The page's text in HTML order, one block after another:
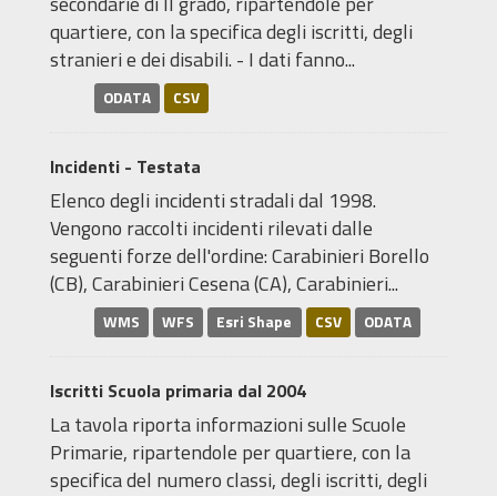
quartiere, con la specifica degli iscritti, degli
stranieri e dei disabili. - I dati fanno...
ODATA CSV
Incidenti - Testata
Elenco degli incidenti stradali dal 1998.
Vengono raccolti incidenti rilevati dalle
seguenti forze dell'ordine: Carabinieri Borello
(CB), Carabinieri Cesena (CA), Carabinieri...
WMS WFS Esri Shape CSV ODATA
Iscritti Scuola primaria dal 2004
La tavola riporta informazioni sulle Scuole
Primarie, ripartendole per quartiere, con la
specifica del numero classi, degli iscritti, degli